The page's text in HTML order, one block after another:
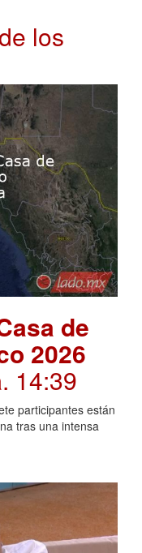
los
de
2026
. 14:39
participantes están
tras una intensa